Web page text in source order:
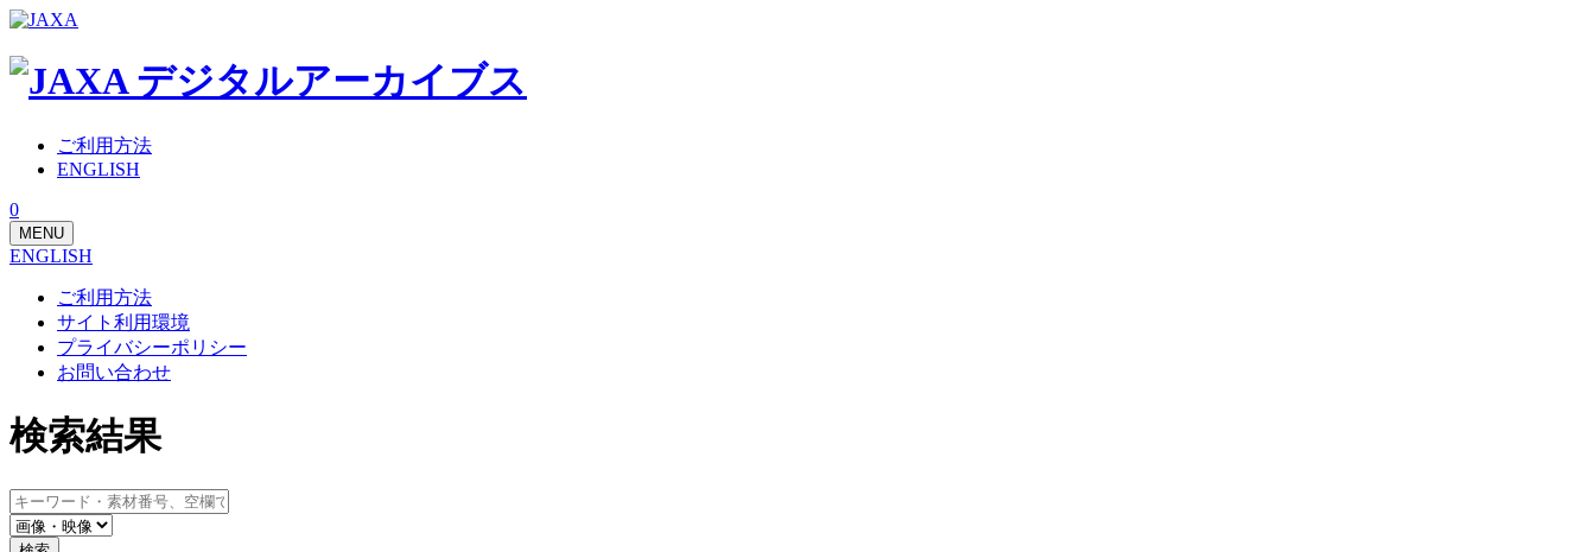
ご利用方法
ENGLISH
0
MENU
ENGLISH
ご利用方法
サイト利用環境
プライバシーポリシー
お問い合わせ
検索結果